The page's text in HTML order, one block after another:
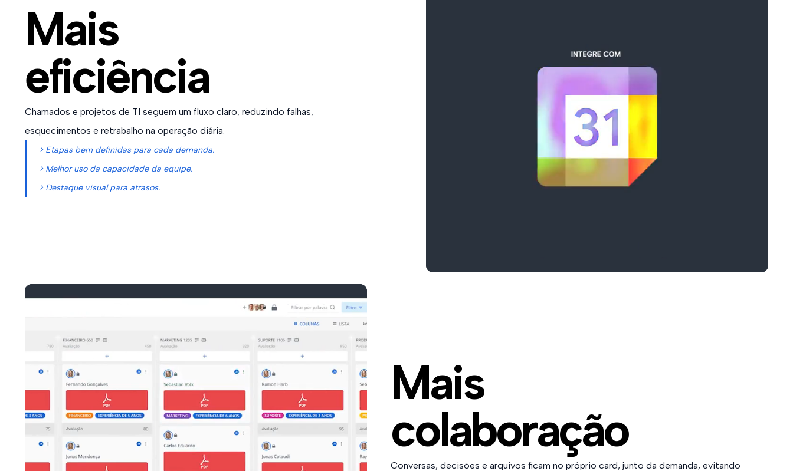
Mais
eficiência
Chamados e projetos de TI seguem um fluxo claro, reduzindo falhas,
esquecimentos e retrabalho na operação diária.
> Etapas bem definidas para cada demanda.
> Melhor uso da capacidade da equipe.
> Destaque visual para atrasos.
Mais
colaboração
Conversas, decisões e arquivos ficam no próprio card, junto da demanda, evitando